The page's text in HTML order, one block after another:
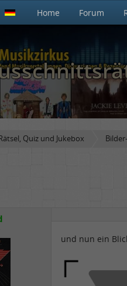
Home Forum
Quiz und Jukebox
und nun ein